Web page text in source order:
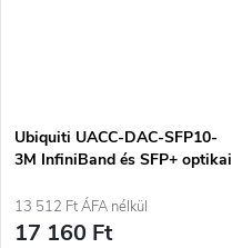
Ubiquiti UACC-DAC-SFP10-
3M InfiniBand és SFP+ optikai
13 512 Ft ÁFA nélkül
17 160 Ft